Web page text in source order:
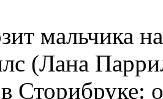
мальчика
(Лана
Сторибруке: